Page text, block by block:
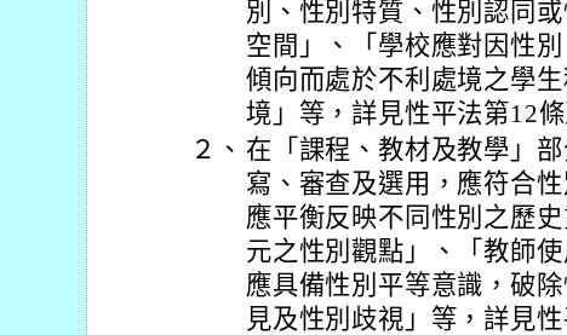
別、性別特質、性別認同
空間」、「學校應對因性
傾向而處於不利處境之學
境」等，詳見性平法第12
２、 在「課程、教材及教學」
寫、審查及選用，應符合
應平衡反映不同性別之歷
元之性別觀點」、「教師
應具備性別平等意識，破
見及性別歧視」等，詳見